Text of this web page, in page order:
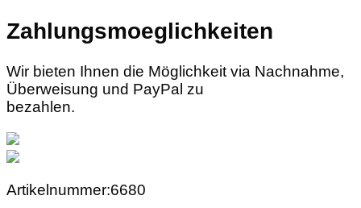
Zahlungsmoeglichkeiten
Wir bieten Ihnen die Möglichkeit via Nachnahme,
Überweisung und PayPal zu
bezahlen.
Artikelnummer:6680